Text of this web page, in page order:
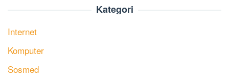
Kategori
Internet
Komputer
Sosmed